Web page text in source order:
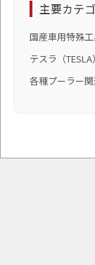
主要カテ
国産車用特殊工
テスラ（
各種プーラー